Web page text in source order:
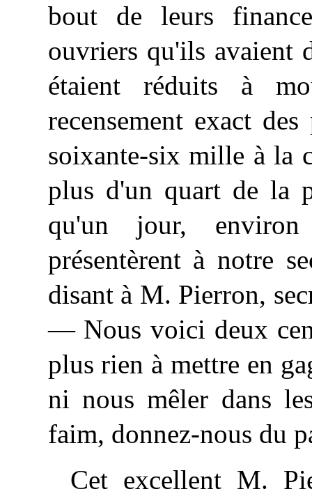
bout de leurs
ouvriers qu'ils avaient
étaient réduits à
recensement exact
soixante-six mille à la
plus d'un quart de la
qu'un jour,
présentèrentà notre
disant à M. Pierron,
— Nous voici deux
plus rien à mettre en
ni nous mêler dans
faim, donnez-nous du
Cet excellent M.